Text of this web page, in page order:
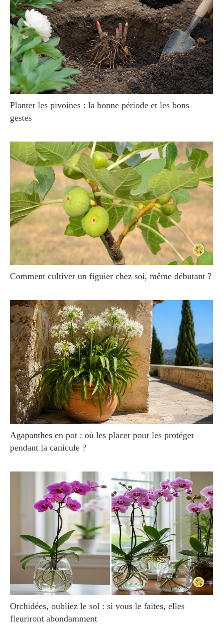
Planter les pivoines : la bonne période et les bons
gestes
Comment cultiver un figuier chez soi, même débutant ?
Agapanthes en pot : où les placer pour les protéger
pendant la canicule ?
Orchidées, oubliez le sol : si vous le faites, elles
fleuriront abondamment